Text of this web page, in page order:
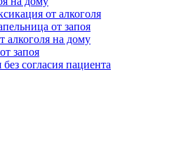
от алкоголя
от запоя
алкоголя на дому
запоя
согласия пациента